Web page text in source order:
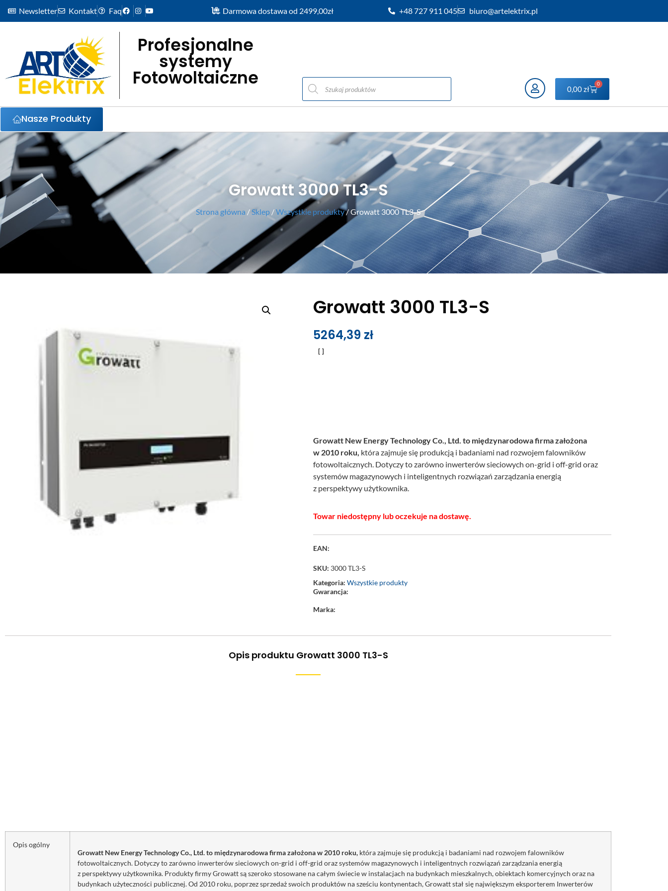
Newsletter Kontakt Faq Darmowa dostawa od 2499,00zł +48 727 911 045 biuro@artelektrix.pl
Profesjonalne
systemy
Fotowoltaiczne 0,00zł
0
Nasze Produkty
Growatt 3000 TL3-S
Strona główna /Sklep /Wszystkie produkty/ Growatt 3000 TL3-S
Growatt 3000 TL3-S
5264,39 zł
Growatt New Energy Technology Co., Ltd. to międzynarodowa firma założona
w 2010 roku, która zajmuje się produkcją i badaniami nad rozwojem falowników
fotowoltaicznych. Dotyczy to zarówno inwerterów sieciowych on-grid i off-grid oraz
systemów magazynowych i inteligentnych rozwiązań zarządzania energią
z perspektywy użytkownika.
Towar niedostępny lub oczekuje na dostawę.
EAN:
SKU: 3000 TL3-S
Kategoria:Wszystkie produkty
Gwarancja:
Marka:
Opis produktu Growatt 3000 TL3-S
Opis ogólny
Growatt New Energy Technology Co., Ltd. to międzynarodowa firma założona w 2010 roku, która zajmuje się produkcją i badaniami nad rozwojem falowników
fotowoltaicznych. Dotyczy to zarówno inwerterów sieciowych on-grid i off-grid oraz systemów magazynowych i inteligentnych rozwiązań zarządzania energią
z perspektywy użytkownika. Produkty firmy Growatt są szeroko stosowane na całym świecie w instalacjach na budynkach mieszkalnych, obiektach komercyjnych oraz na
budynkach użyteczności publicznej. Od 2010 roku, poprzez sprzedaż swoich produktów na sześciu kontynentach, Growatt stał się największym eksporterem Inwerterów